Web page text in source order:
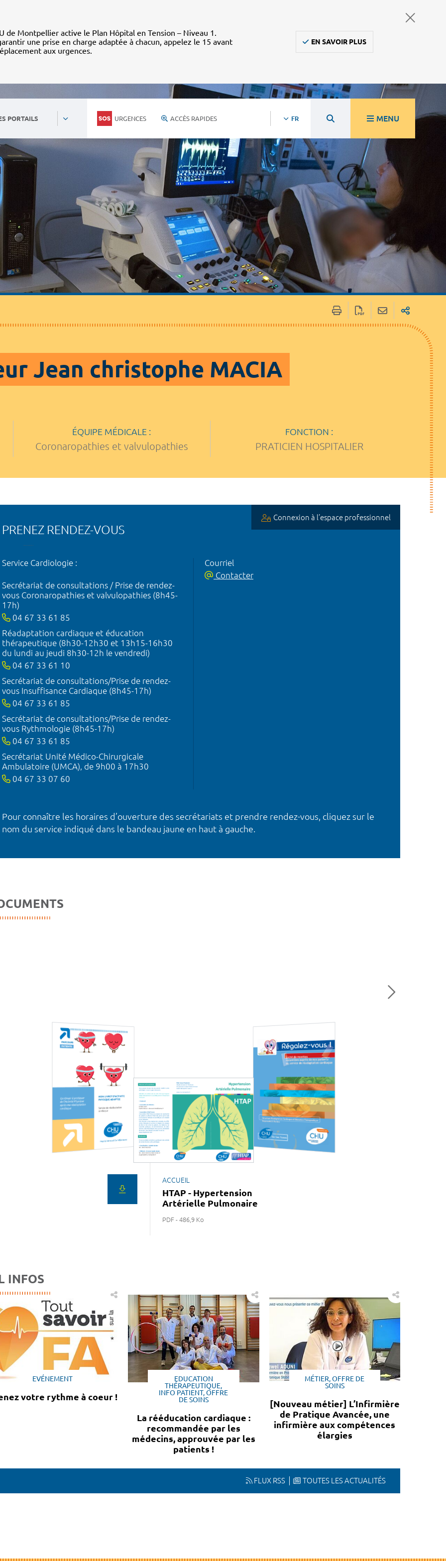
de Montpellier active le Plan Hôpital en Tension – Niveau 1.
une prise en charge adaptée à chacun, appelez le 15 avant
aux urgences.
EN SAVOIR PLUS
PORTAILS URGENCES ACCÈS RAPIDES FR MENU
Jean christophe MACIA
ÉQUIPE MÉDICALE :
Coronaropathies et valvulopathies
FONCTION :
PRATICIEN HOSPITALIER
PRENEZ RENDEZ-VOUS
Connexion à l’espace professionnel
Service Cardiologie :
Secrétariat de consultations / Prise de rendez-
vous Coronaropathies et valvulopathies (8h45-
17h)
04 67 33 61 85
Réadaptation cardiaque et éducation
thérapeutique (8h30-12h30 et 13h15-16h30
du lundi au jeudi 8h30-12h le vendredi)
04 67 33 61 10
Secrétariat de consultations/Prise de rendez-
vous Insuffisance Cardiaque (8h45-17h)
04 67 33 61 85
Secrétariat de consultations/Prise de rendez-
vous Rythmologie (8h45-17h)
04 67 33 61 85
Secrétariat Unité Médico-Chirurgicale
Ambulatoire (UMCA), de 9h00 à 17h30
04 67 33 07 60
Courriel
Contacter
Pour connaître les horaires d’ouverture des secrétariats et prendre rendez-vous, cliquez sur le
nom du service indiqué dans le bandeau jaune en haut à gauche.
ACCUEIL
HTAP - Hypertension
Artérielle Pulmonaire
PDF - 486,9 Ko
INFOS
EVÉNEMENT
votre rythme à coeur !
EDUCATION
THÉRAPEUTIQUE,
INFO PATIENT, OFFRE
DE SOINS
La rééducation cardiaque :
recommandée par les
médecins, approuvée par les
patients !
MÉTIER, OFFRE DE
SOINS
[Nouveau métier] L’Infirmière
de Pratique Avancée, une
infirmière aux compétences
élargies
FLUX RSS TOUTES LES ACTUALITÉS